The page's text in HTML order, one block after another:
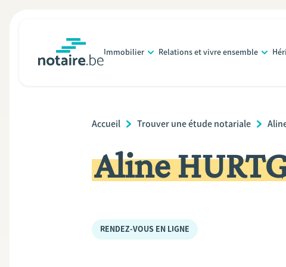
principal
Immobilier Relations et vivre ensemble
Breadcrumb
Accueil Trouver une étude notariale
Aline
RENDEZ-VOUS EN LIGNE